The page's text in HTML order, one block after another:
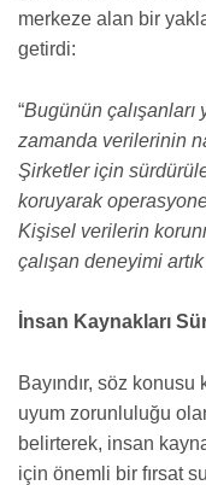
merkeze alan bir
getirdi:
“Bugünün çalışanları
zamanda verilerinin
Şirketler için
koruyarak
Kişisel verilerin
çalışan deneyimi
İnsan Kaynakları
Bayındır, söz konusu
uyum zorunluluğu
belirterek, insan
için önemli bir fırsat